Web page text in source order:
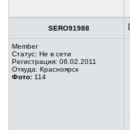
SERO91988
Member
Статус: Не в сети
Регистрация: 06.02.2011
Откуда: Красноярск
Фото: 114